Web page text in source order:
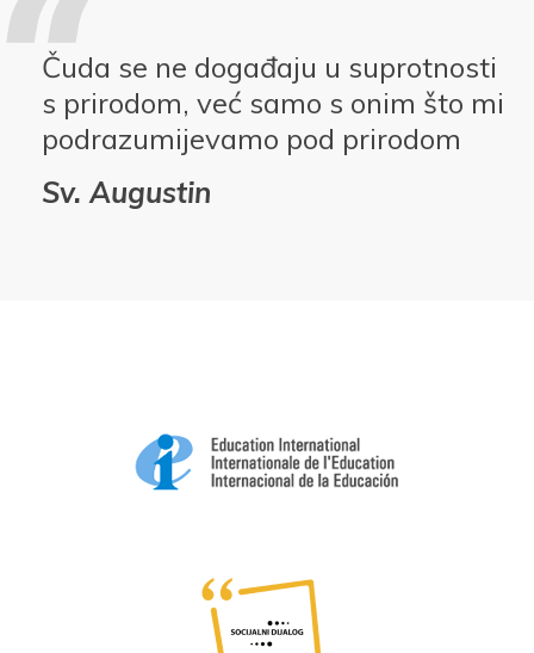
Čuda se ne događaju u suprotnosti
s prirodom, već samo s onim što mi
podrazumijevamo pod prirodom
Sv. Augustin